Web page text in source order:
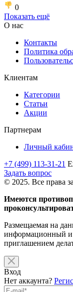
0
Показать ещё
О нас
Контакты
Политика
Клиентам
Категории
Статьи
Акции
Партнерам
Личный
+7 (499) 113-31-21
Задать вопрос
© 2025. Все права
Имеются
Размещаемая на
информационный и
приглашением
Вход
Нет аккаунта?